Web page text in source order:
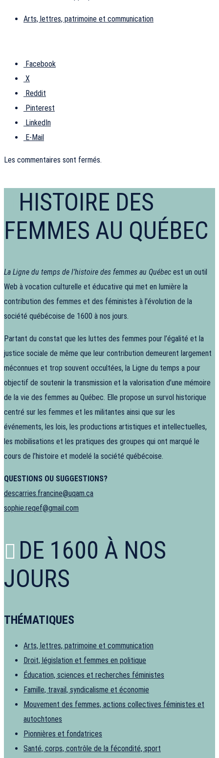
Arts, lettres, patrimoine et communication
Facebook
X
Reddit
Pinterest
LinkedIn
E-Mail
Les commentaires sont fermés.
HISTOIRE DES
FEMMES AU QUÉBEC
La Ligne du temps de l’histoire des femmes au Québec est un outil
Web à vocation culturelle et éducative qui met en lumière la
contribution des femmes et des féministes à l’évolution de la
société québécoise de 1600 à nos jours.
Partant du constat que les luttes des femmes pour l’égalité et la
justice sociale de même que leur contribution demeurent largement
méconnues et trop souvent occultées, la Ligne du temps a pour
objectif de soutenir la transmission et la valorisation d’une mémoire
de la vie des femmes au Québec. Elle propose un survol historique
centré sur les femmes et les militantes ainsi que sur les
événements, les lois, les productions artistiques et intellectuelles,
les mobilisations et les pratiques des groupes qui ont marqué le
cours de l’histoire et modelé la société québécoise.
QUESTIONS OU SUGGESTIONS?
descarries.francine@uqam.ca
sophie.reqef@gmail.com
DE 1600 À NOS
JOURS
THÉMATIQUES
Arts, lettres, patrimoine et communication
Droit, législation et femmes en politique
Éducation, sciences et recherches féministes
Famille, travail, syndicalisme et économie
Mouvement des femmes, actions collectives féministes et
autochtones
Pionnières et fondatrices
Santé, corps, contrôle de la fécondité, sport